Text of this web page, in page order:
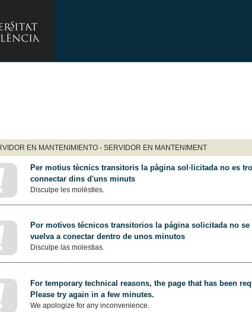
EN MANTENIMIENTO - SERVIDOR EN MANTENIMENT
Per motius tècnics transitoris la pàgina sol·licitada no es
connectar dins d'uns minuts
Disculpe les molèsties.
Por motivos técnicos transitorios la página solicitada no
vuelva a conectar dentro de unos minutos
Disculpe las molestias.
For temporary technical reasons, the page that has been
Please try again in a few minutes.
We apologize for any inconvenience.